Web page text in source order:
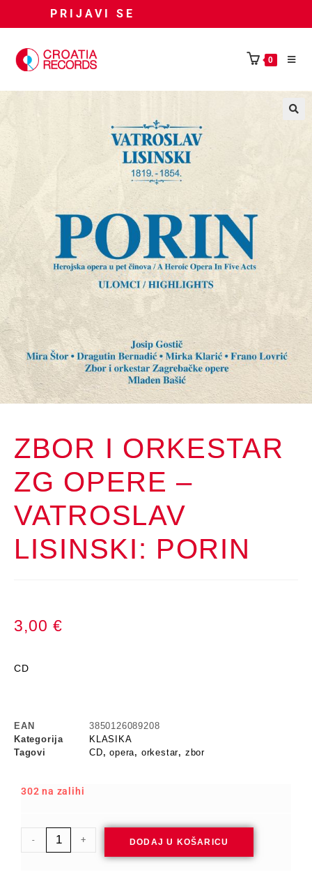
PRIJAVI SE
0
ZBOR I ORKESTAR
ZG OPERE –
VATROSLAV
LISINSKI: PORIN
3,00 €
CD
EAN
3850126089208
Kategorija
KLASIKA
Tagovi
CD,opera, orkestar, zbor
302 na zalihi
- + DODAJ U KOŠARICU